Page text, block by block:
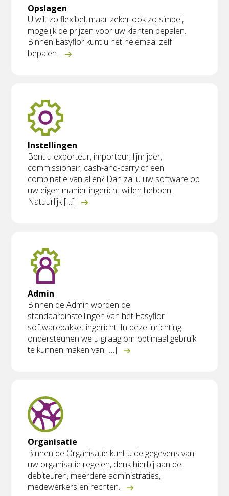
Opslagen
U wilt zo flexibel, maar zeker ook zo simpel,
mogelijk de prijzen voor uw klanten bepalen.
Binnen Easyflor kunt u het helemaal zelf
bepalen.
Instellingen
Bent u exporteur, importeur, lijnrijder,
commissionair, cash-and-carry of een
combinatie van allen? Dan zal u uw software op
uw eigen manier ingericht willen hebben.
Natuurlijk […]
Admin
Binnen de Admin worden de
standaardinstellingen van het Easyflor
softwarepakket ingericht. In deze inrichting
ondersteunen we u graag om optimaal gebruik
te kunnen maken van […]
Organisatie
Binnen de Organisatie kunt u de gegevens van
uw organisatie regelen, denk hierbij aan de
debiteuren, meerdere administraties,
medewerkers en rechten.